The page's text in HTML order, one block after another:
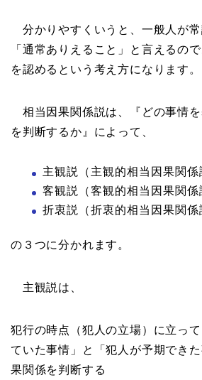
分かりやすくいうと、一般人が常
「通常ありえること」と言えるの
を認めるという考え方になります。
相当因果関係説は、『どの事情
を判断するか』によって、
主観説（主観的相当因果関係
客観説（客観的相当因果関係
折衷説（折衷的相当因果関係
の３つに分かれます。
主観説は、
犯行の時点（犯人の立場）に立っ
ていた事情」と「犯人が予期でき
果関係を判断する